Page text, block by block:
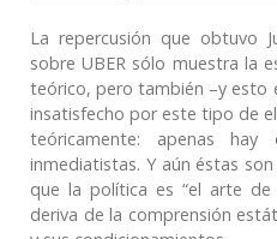
La repercusión que obtuvo
sobre UBER sólo muestra la
teórico, pero también –y esto
insatisfecho por este tipo de
teóricamente: apenas hay
inmediatistas. Y aún éstas
que la política es “el arte de
deriva de la comprensión